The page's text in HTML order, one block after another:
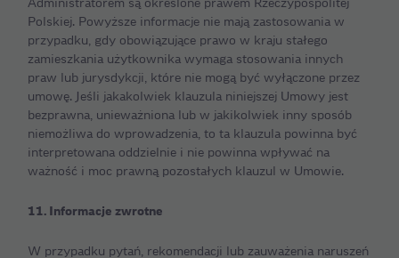
Administratorem są określone prawem Rzeczypospolitej
Polskiej. Powyższe informacje nie mają zastosowania w
przypadku, gdy obowiązujące prawo w kraju stałego
zamieszkania użytkownika wymaga stosowania innych
praw lub jurysdykcji, które nie mogą być wyłączone przez
umowę. Jeśli jakakolwiek klauzula niniejszej Umowy jest
bezprawna, unieważniona lub w jakikolwiek inny sposób
niemożliwa do wprowadzenia, to ta klauzula powinna być
interpretowana oddzielnie i nie powinna wpływać na
ważność i moc prawną pozostałych klauzul w Umowie.
11. Informacje zwrotne
W przypadku pytań, rekomendacji lub zauważenia naruszeń